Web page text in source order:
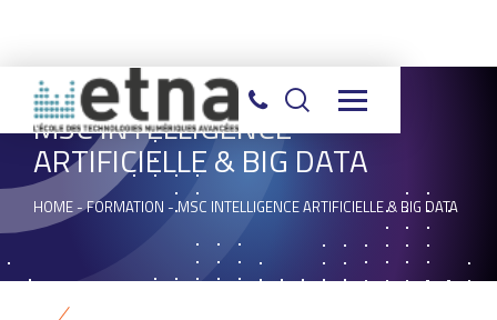
MSC INTELLIGENCE
ARTIFICIELLE & BIG DATA
HOME -FORMATION -MSC INTELLIGENCE ARTIFICIELLE & BIG DATA